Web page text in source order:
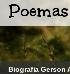
Biografia Gerson